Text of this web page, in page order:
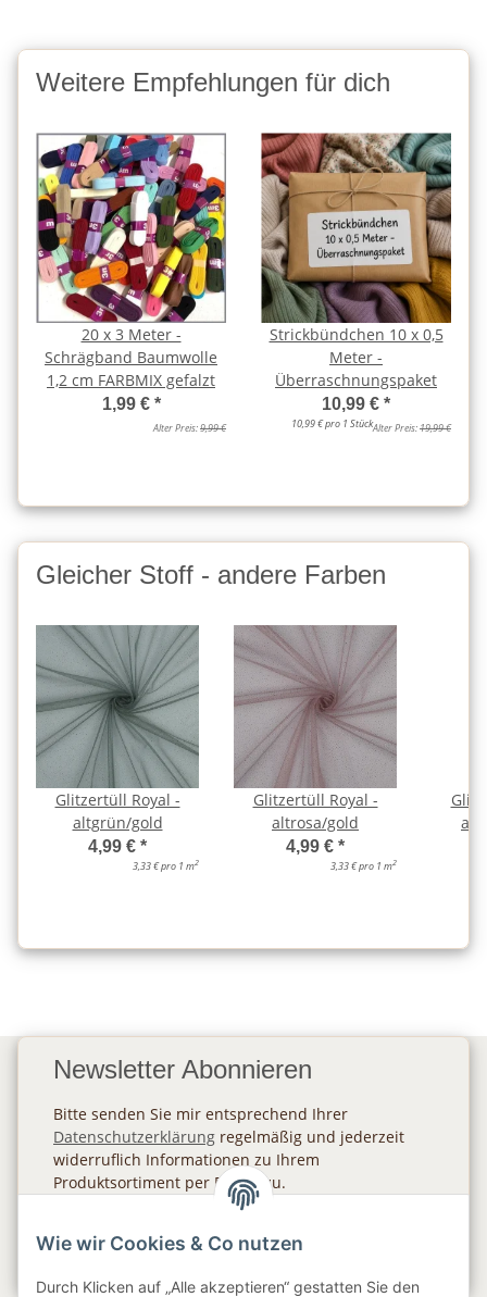
Weitere Empfehlungen für dich
20 x 3 Meter -
Schrägband Baumwolle
1,2 cm FARBMIX gefalzt
1,99 € *
Alter Preis:9,99 €
Strickbündchen 10 x 0,5
Meter -
Überraschnungspaket
10,99 € *
10,99 € pro 1 StückAlter Preis:19,99 €
Gleicher Stoff - andere Farben
Glitzertüll Royal -
altgrün/gold
4,99 € *
3,33 € pro 1 m2
Glitzertüll Royal -
altrosa/gold
4,99 € *
3,33 € pro 1 m2
Newsletter Abonnieren
Bitte senden Sie mir entsprechend Ihrer
Datenschutzerklärung regelmäßig und jederzeit
widerruflich Informationen zu Ihrem
Produktsortiment per E-Mail zu.
Wie wir Cookies & Co nutzen
Durch Klicken auf „Alle akzeptieren“ gestatten Sie den